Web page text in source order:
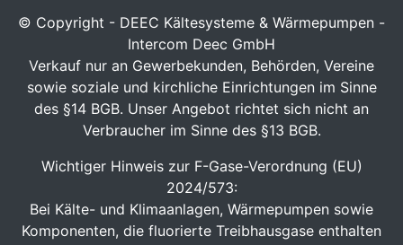
© Copyright - DEEC Kältesysteme & Wärmepumpen -
Intercom Deec GmbH
Verkauf nur an Gewerbekunden, Behörden, Vereine
sowie soziale und kirchliche Einrichtungen im Sinne
des §14 BGB. Unser Angebot richtet sich nicht an
Verbraucher im Sinne des §13 BGB.
Wichtiger Hinweis zur F-Gase-Verordnung (EU)
2024/573:
Bei Kälte- und Klimaanlagen, Wärmepumpen sowie
Komponenten, die fluorierte Treibhausgase enthalten